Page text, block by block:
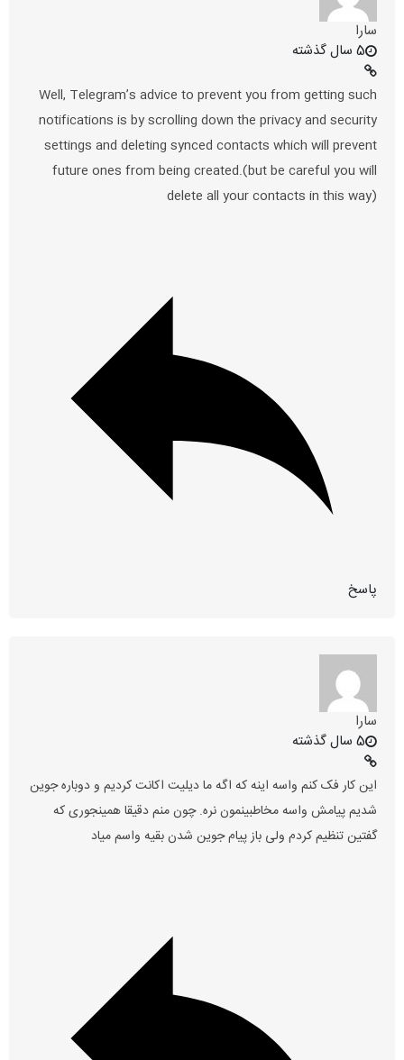
سارا
5 سال گذشته
Well, Telegram’s advice to prevent you from getting such
notifications is by scrolling down the privacy and security
settings and deleting synced contacts which will prevent
future ones from being created.(but be careful you will
delete all your contacts in this way)
پاسخ
سارا
5 سال گذشته
این کار فک کنم واسه اینه که اگه ما دیلیت اکانت کردیم و دوباره جوین
شدیم پیامش واسه مخاطبینمون نره. چون منم دقیقا همینجوری که
گفتین تنظیم کردم ولی باز پیام جوین شدن بقیه واسم میاد